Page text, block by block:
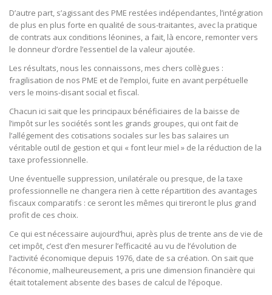
D’autre part, s’agissant des PME restées indépendantes, l’intégration
de plus en plus forte en qualité de sous-traitantes, avec la pratique
de contrats aux conditions léonines, a fait, là encore, remonter vers
le donneur d’ordre l’essentiel de la valeur ajoutée.
Les résultats, nous les connaissons, mes chers collègues :
fragilisation de nos PME et de l’emploi, fuite en avant perpétuelle
vers le moins-disant social et fiscal.
Chacun ici sait que les principaux bénéficiaires de la baisse de
l’impôt sur les sociétés sont les grands groupes, qui ont fait de
l’allégement des cotisations sociales sur les bas salaires un
véritable outil de gestion et qui « font leur miel » de la réduction de la
taxe professionnelle.
Une éventuelle suppression, unilatérale ou presque, de la taxe
professionnelle ne changera rien à cette répartition des avantages
fiscaux comparatifs : ce seront les mêmes qui tireront le plus grand
profit de ces choix.
Ce qui est nécessaire aujourd’hui, après plus de trente ans de vie de
cet impôt, c’est d’en mesurer l’efficacité au vu de l’évolution de
l’activité économique depuis 1976, date de sa création. On sait que
l’économie, malheureusement, a pris une dimension financière qui
était totalement absente des bases de calcul de l’époque.